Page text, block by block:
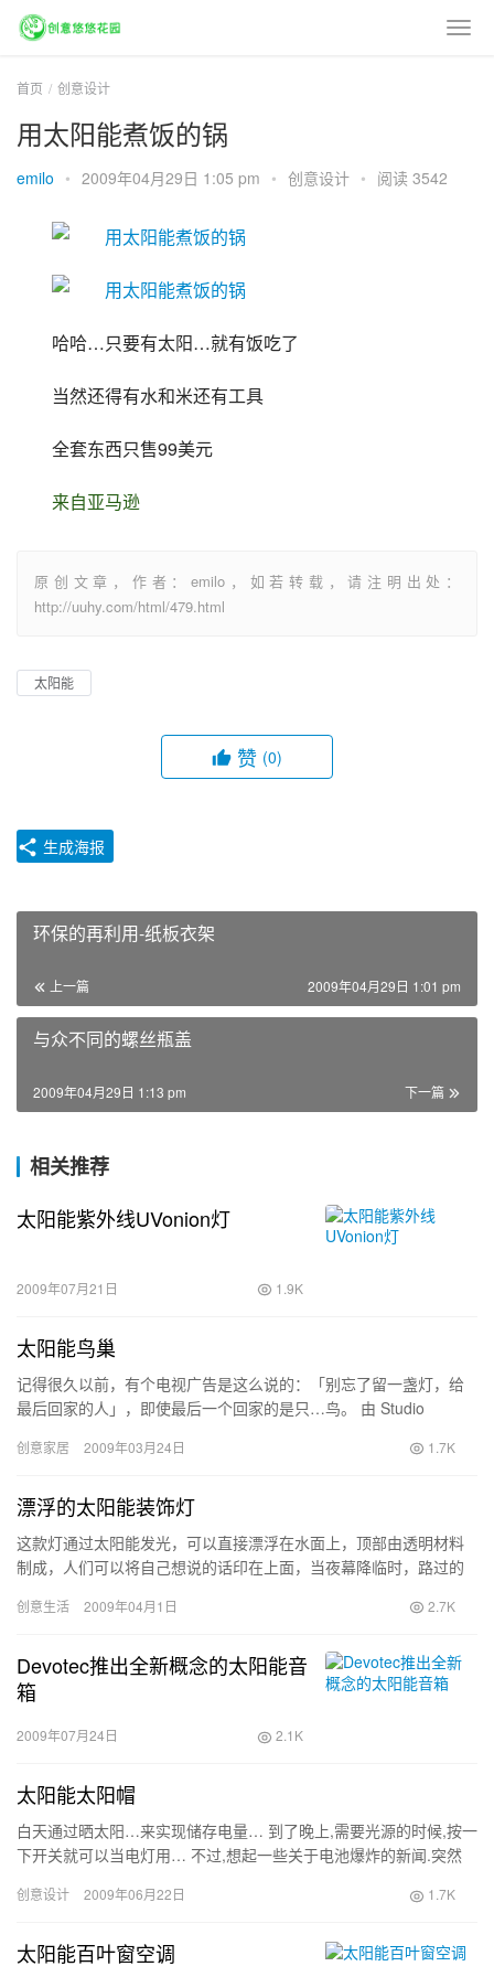
首页 创意设计
用太阳能煮饭的锅
emilo • 2009年04月29日 1:05 pm • 创意设计 • 阅读 3542
哈哈…只要有太阳…就有饭吃了
当然还得有水和米还有工具
全套东西只售99美元
来自亚马逊
原创文章，作者：emilo，如若转载，请注明出处：
http://uuhy.com/html/479.html
太阳能
赞 (0)
生成海报
环保的再利用-纸板衣架
上一篇 2009年04月29日 1:01 pm
与众不同的螺丝瓶盖
下一篇
2009年04月29日 1:13 pm
相关推荐
太阳能紫外线UVonion灯
2009年07月21日 1.9K
太阳能鸟巢
记得很久以前，有个电视广告是这么说的：「别忘了留一盏灯，给
最后回家的人」，即使最后一个回家的是只…鸟。 由 Studio
创意家居 2009年03月24日 1.7K
漂浮的太阳能装饰灯
这款灯通过太阳能发光，可以直接漂浮在水面上，顶部由透明材料
制成，人们可以将自己想说的话印在上面，当夜幕降临时，路过的
该产…
创意生活 2009年04月1日 2.7K
Devotec推出全新概念的太阳能音
箱
2009年07月24日 2.1K
太阳能太阳帽
白天通过晒太阳…来实现储存电量… 到了晚上,需要光源的时候,按一
下开关就可以当电灯用… 不过,想起一些关于电池爆炸的新闻.突然
创意设计 2009年06月22日 1.7K
太阳能百叶窗空调